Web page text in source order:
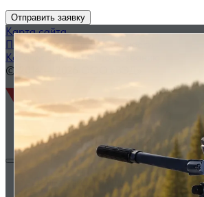
Отправить заявку
Карта сайта
Политика конфиденциальности
Каталог запчастей по названию
© 2014 — 2026 ООО «ВЭД»
Двигатели и комплектующие